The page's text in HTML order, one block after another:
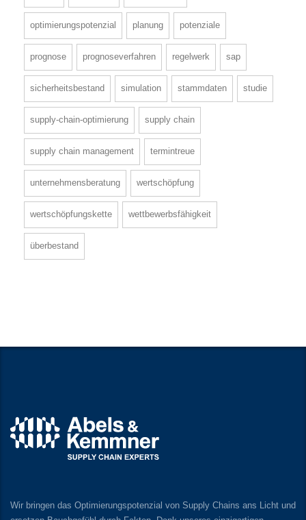
optimierungspotenzial planung potenziale
prognose prognoseverfahren regelwerk sap
sicherheitsbestand simulation stammdaten studie
supply-chain-optimierung supply chain
supply chain management termintreue
unternehmensberatung wertschöpfung
wertschöpfungskette wettbewerbsfähigkeit
überbestand
Wir bringen das Optimierungspotenzial von Supply Chains ans Licht und